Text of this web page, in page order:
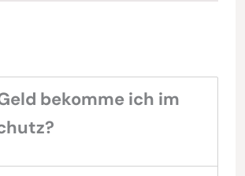
bekomme ich im